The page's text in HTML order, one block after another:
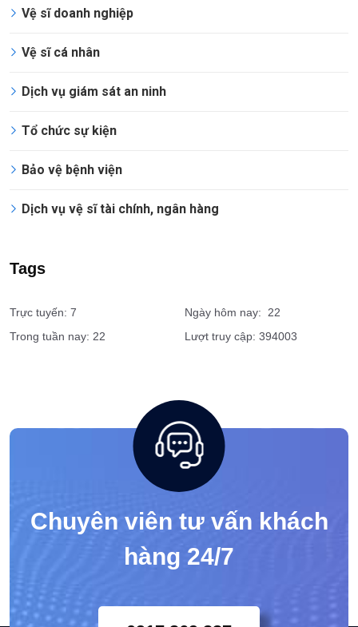
Vệ sĩ doanh nghiệp
Vệ sĩ cá nhân
Dịch vụ giám sát an ninh
Tổ chức sự kiện
Bảo vệ bệnh viện
Dịch vụ vệ sĩ tài chính, ngân hàng
Tags
Trực tuyến: 7
Ngày hôm nay: 22
Trong tuần nay: 22
Lượt truy cập: 394003
Chuyên viên tư vấn khách
hàng 24/7